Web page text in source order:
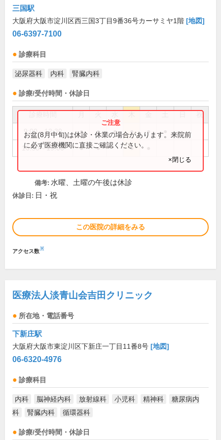
三国駅
大阪府大阪市淀川区西三国3丁目9番36号カーサミヤ1階 [地図]
06-6397-7100
診療科目
泌尿器科 内科 腎臓内科
診療/受付時間・休診日
祝
9:00～12:30 ● ● ● ● ●
16:30～19:00 ● ● ●
お盆(8月中旬)は休診・休業の場合があります。来院前
に必ず医療機関に直接ご確認ください。
×閉じる
備考: 水曜、土曜の午後は休診
休診日: 日・祝
この医院の詳細をみる
アクセス数※
医療法人淡青山会吉田クリニック
所在地・電話番号
下新庄駅
大阪府大阪市東淀川区下新庄一丁目11番8号 [地図]
06-6320-4976
診療科目
内科 脳神経内科 放射線科 小児科 精神科
糖尿病内
科
腎臓内科 循環器科
診療/受付時間・休診日